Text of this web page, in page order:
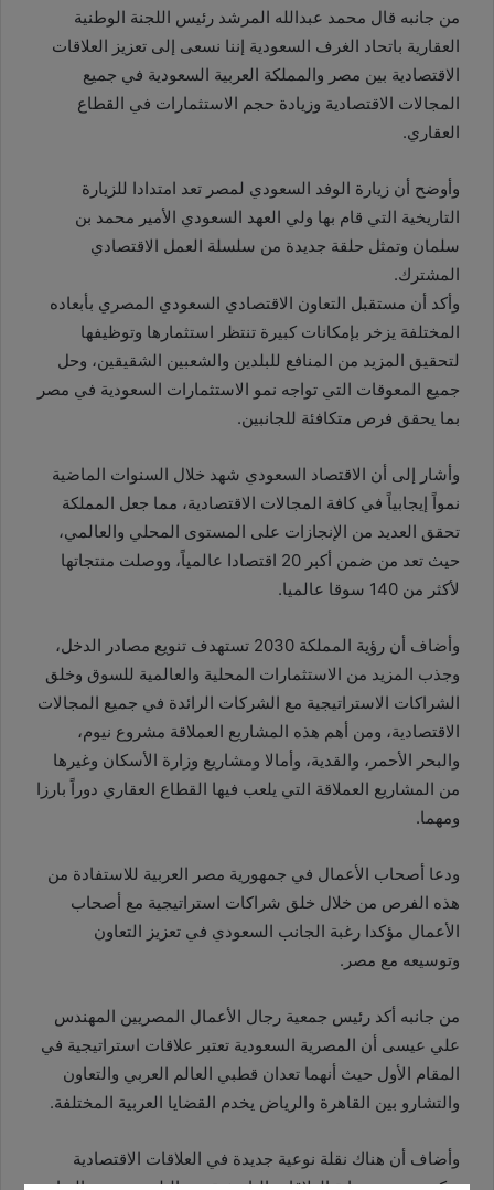
من جانبه قال محمد عبدالله المرشد رئيس اللجنة الوطنية
العقارية باتحاد الغرف السعودية إننا نسعى إلى تعزيز العلاقات
الاقتصادية بين مصر والمملكة العربية السعودية في جميع
المجالات الاقتصادية وزيادة حجم الاستثمارات في القطاع
العقاري.
وأوضح أن زيارة الوفد السعودي لمصر تعد امتدادا للزيارة
التاريخية التي قام بها ولي العهد السعودي الأمير محمد بن
سلمان وتمثل حلقة جديدة من سلسلة العمل الاقتصادي
المشترك.
وأكد أن مستقبل التعاون الاقتصادي السعودي المصري بأبعاده
المختلفة يزخر بإمكانات كبيرة تنتظر استثمارها وتوظيفها
لتحقيق المزيد من المنافع للبلدين والشعبين الشقيقين، وحل
جميع المعوقات التي تواجه نمو الاستثمارات السعودية في مصر
بما يحقق فرص متكافئة للجانبين.
وأشار إلى أن الاقتصاد السعودي شهد خلال السنوات الماضية
نمواً إيجابياً في كافة المجالات الاقتصادية، مما جعل المملكة
تحقق العديد من الإنجازات على المستوى المحلي والعالمي،
حيث تعد من ضمن أكبر 20 اقتصادا عالمياً، ووصلت منتجاتها
لأكثر من 140 سوقا عالميا.
وأضاف أن رؤية المملكة 2030 تستهدف تنويع مصادر الدخل،
وجذب المزيد من الاستثمارات المحلية والعالمية للسوق وخلق
الشراكات الاستراتيجية مع الشركات الرائدة في جميع المجالات
الاقتصادية، ومن أهم هذه المشاريع العملاقة مشروع نيوم،
والبحر الأحمر، والقدية، وأمالا ومشاريع وزارة الأسكان وغيرها
من المشاريع العملاقة التي يلعب فيها القطاع العقاري دوراً بارزا
ومهما.
ودعا أصحاب الأعمال في جمهورية مصر العربية للاستفادة من
هذه الفرص من خلال خلق شراكات استراتيجية مع أصحاب
الأعمال مؤكدا رغبة الجانب السعودي في تعزيز التعاون
وتوسيعه مع مصر.
من جانبه أكد رئيس جمعية رجال الأعمال المصريين المهندس
علي عيسى أن المصرية السعودية تعتبر علاقات استراتيجية في
المقام الأول حيث أنهما تعدان قطبي العالم العربي والتعاون
والتشارو بين القاهرة والرياض يخدم القضايا العربية المختلفة.
وأضاف أن هناك نقلة نوعية جديدة في العلاقات الاقتصادية